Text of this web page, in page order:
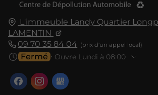
L'immeuble Landy Quartier
LAMENTIN
09 70 35 84 04
Fermé ⋅ Ouvre Lundi à 08:00